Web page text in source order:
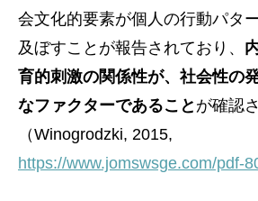
会文化的要素が個人の行動パタ
及ぼすことが報告されており、
育的刺激の関係性が、社会性の
なファクターであること が確認
（Winogrodzki, 2015,
https://www.jomswsge.com/pdf-